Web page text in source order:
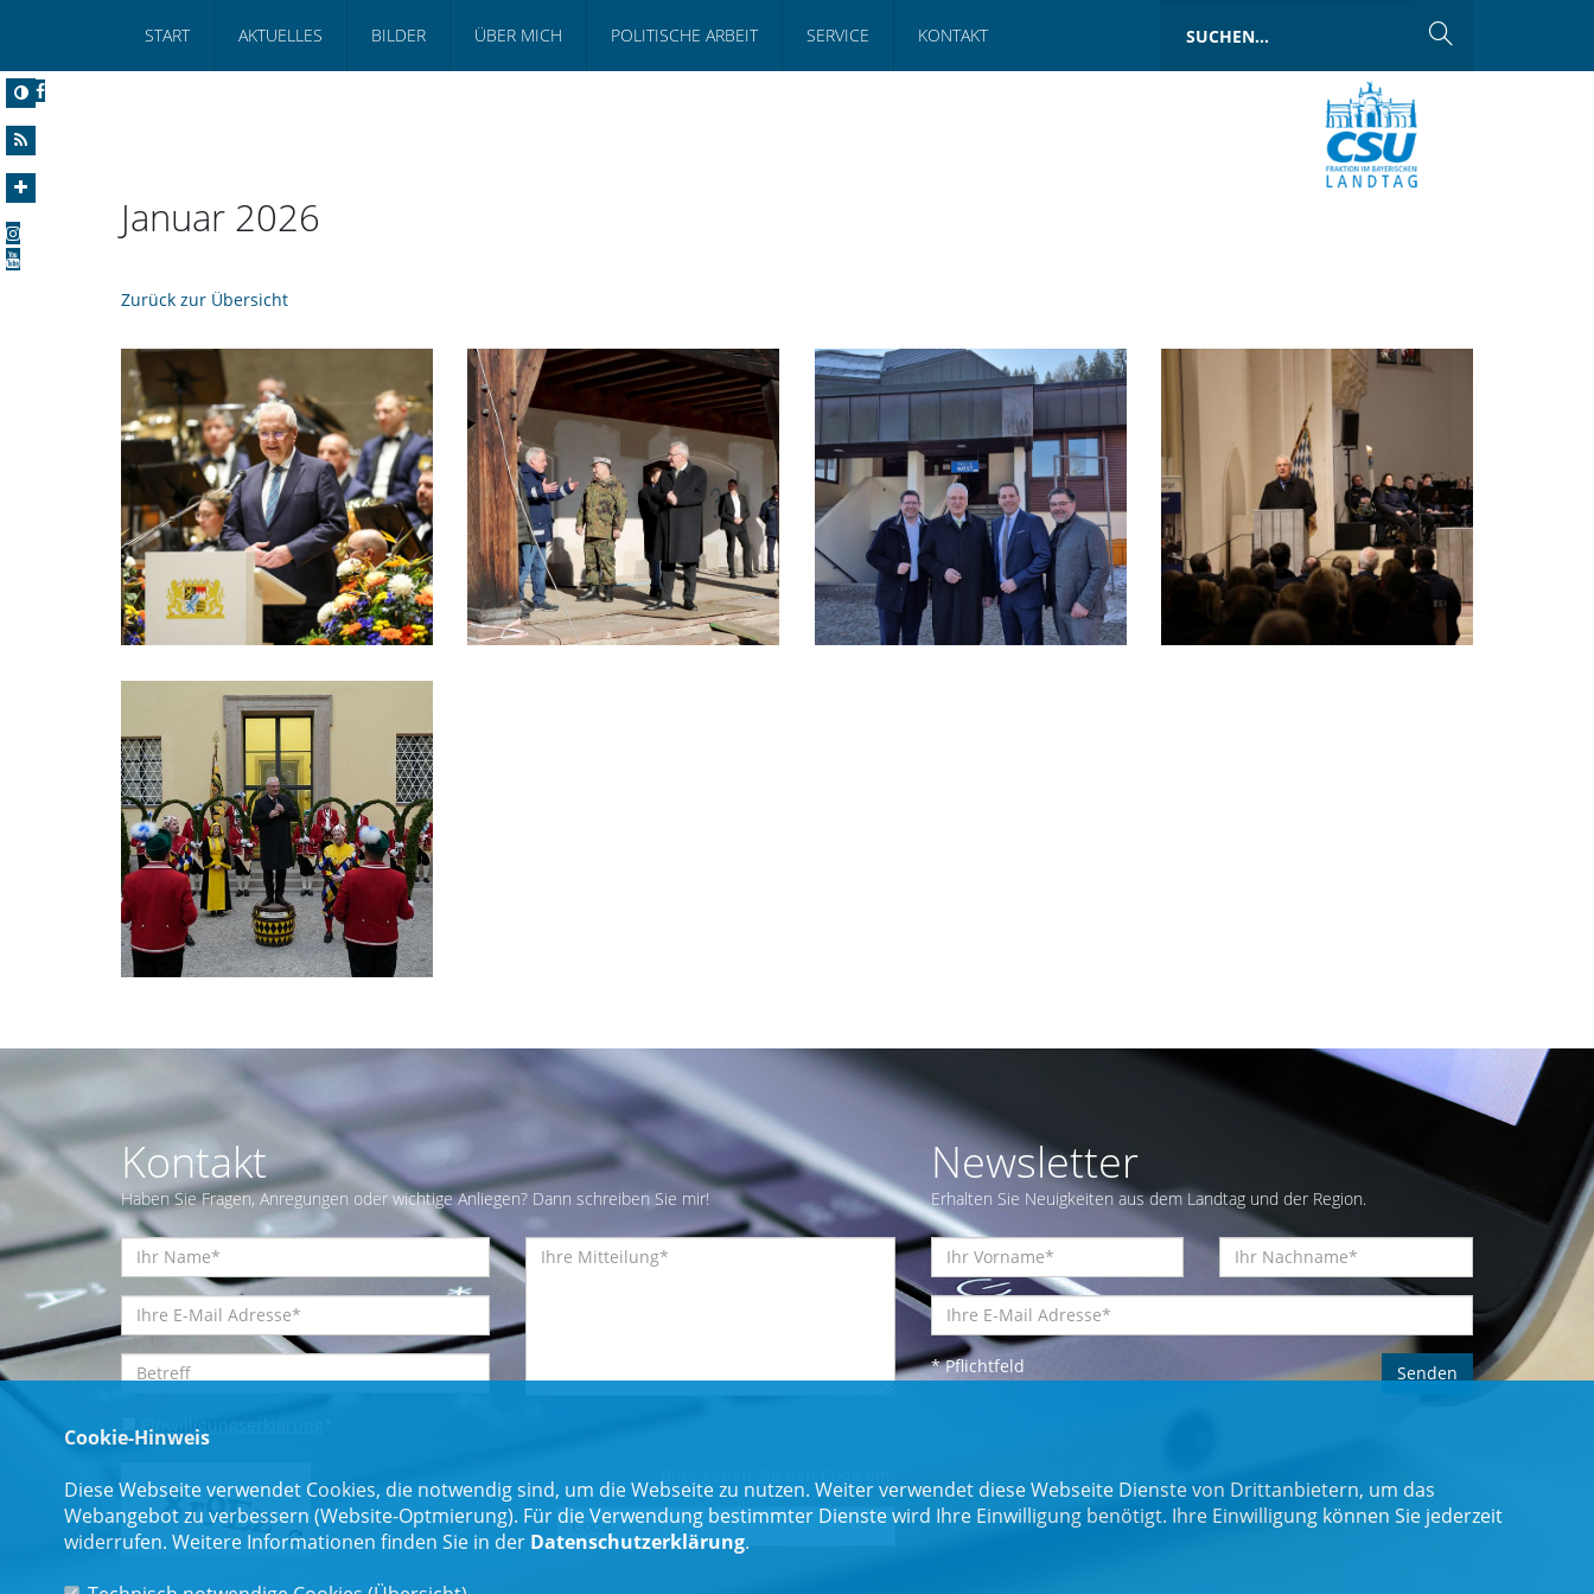
START AKTUELLES BILDER ÜBER MICH POLITISCHE ARBEIT SERVICE KONTAKT
Januar 2026
Zurück zur Übersicht
Kontakt
Haben Sie Fragen, Anregungen oder wichtige Anliegen? Dann schreiben Sie mir!
Einwilligungserklärung
Newsletter
Erhalten Sie Neuigkeiten aus dem Landtag und der Region.
* Pflichtfeld
Cookie-Hinweis
Diese Webseite verwendet Cookies, die notwendig sind, um die Webseite zu nutzen. Weiter verwendet diese Webseite Dienste von Drittanbietern, um das
Webangebot zu verbessern (Website-Optmierung). Für die Verwendung bestimmter Dienste wird Ihre Einwilligung benötigt. Ihre Einwilligung können Sie jederzeit
widerrufen. Weitere Informationen finden Sie in der Datenschutzerklärung.